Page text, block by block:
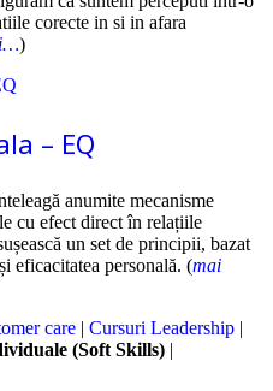
corecte in si in afara
)
– EQ
anumite mecanisme
cu efect direct în relațiile
un set de principii, bazat
eficacitatea personală. (mai
care | Cursuri Leadership |
(Soft Skills)|